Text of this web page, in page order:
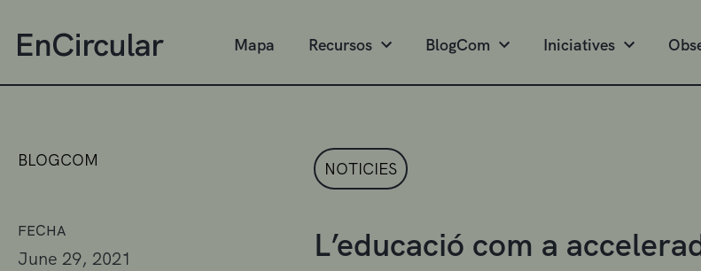
Mapa Recursos BlogCom Iniciatives
BLOGCOM
FECHA
June 29, 2021
NOTICIES
L’educació com a